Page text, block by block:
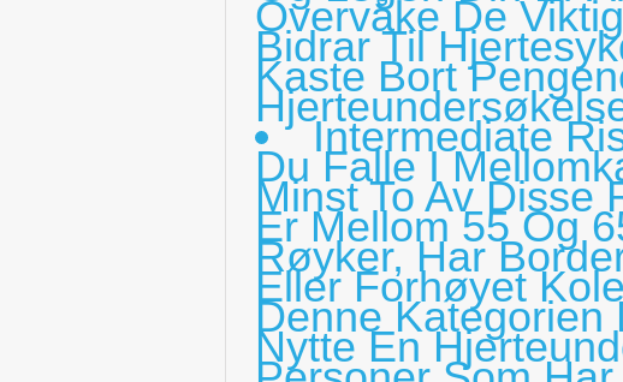
Overvåke De
Bidrar Til
Kaste Bort
Intermediate
Du Falle I
Minst To Av Disse
Er Mellom 55 Og
Røyker, Har
Eller Forhøyet
Denne
Nytte En